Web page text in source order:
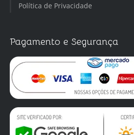
Política de Privacidade
Pagamento e Segurança